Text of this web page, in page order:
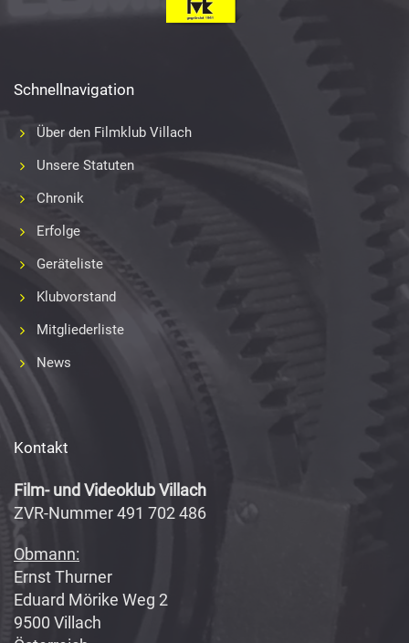
Schnellnavigation
Über den Filmklub Villach
Unsere Statuten
Chronik
Erfolge
Geräteliste
Klubvorstand
Mitgliederliste
News
Kontakt
Film- und Videoklub Villach
ZVR-Nummer 491 702 486
Obmann:
Ernst Thurner
Eduard Mörike Weg 2
9500 Villach